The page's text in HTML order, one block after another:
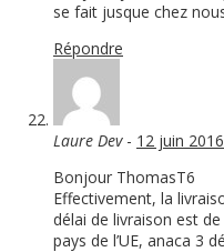
se fait jusque chez
Répondre
Laure Dev- 12 juin
Bonjour ThomasT6
Effectivement, la
délai de livraison est
pays de l’UE, anaca 3